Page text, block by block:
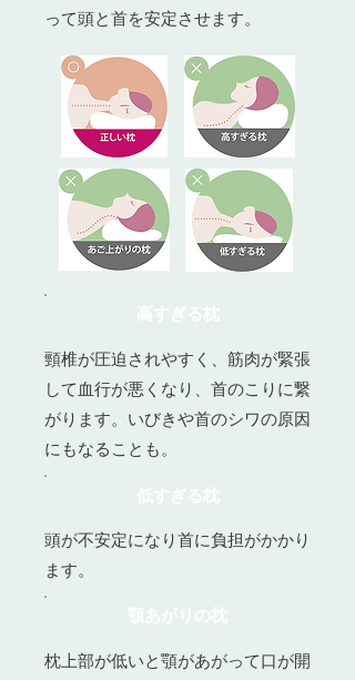
って頭と首を安定させます。
頸椎が圧迫されやすく、筋肉が緊張
して血行が悪くなり、首のこりに繋
がります。いびきや首のシワの原因
にもなることも。
頭が不安定になり首に負担がかかり
ます。
枕上部が低いと顎があがって口が開